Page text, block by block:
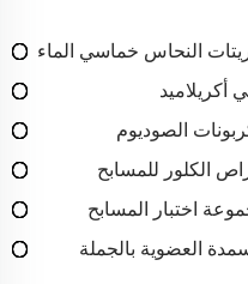
النحاس خماسي الماء
أكريلاميد
الصوديوم
الكلور للمسابح
اختبار المسابح
العضوية بالجملة